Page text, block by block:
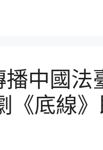
中國法
《底線